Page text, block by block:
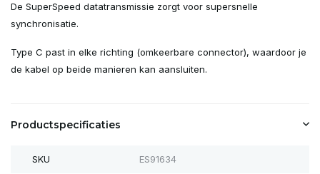
De SuperSpeed datatransmissie zorgt voor supersnelle
synchronisatie.
Type C past in elke richting (omkeerbare connector), waardoor je
de kabel op beide manieren kan aansluiten.
Productspecificaties
SKU ES91634